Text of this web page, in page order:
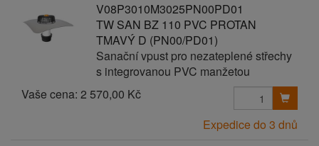
V08P3010M3025PN00PD01
TW SAN BZ 110 PVC PROTAN
TMAVÝ D (PN00/PD01)
Sanační vpust pro nezateplené střechy
s integrovanou PVC manžetou
Vaše cena: 2 570,00 Kč
Expedice do 3 dnů